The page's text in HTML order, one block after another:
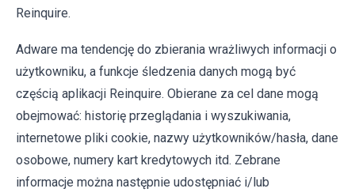
Reinquire.
Adware ma tendencję do zbierania wrażliwych informacji o
użytkowniku, a funkcje śledzenia danych mogą być
częścią aplikacji Reinquire. Obierane za cel dane mogą
obejmować: historię przeglądania i wyszukiwania,
internetowe pliki cookie, nazwy użytkowników/hasła, dane
osobowe, numery kart kredytowych itd. Zebrane
informacje można następnie udostępniać i/lub